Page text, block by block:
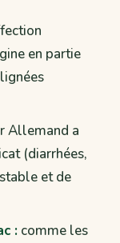
en partie
Allemand a
(diarrhées,
et de
: comme les